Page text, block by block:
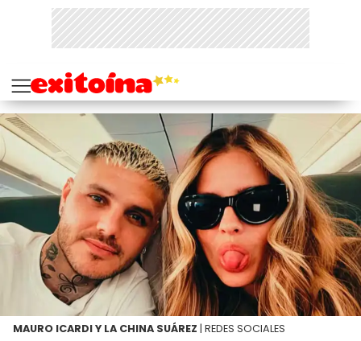
MAURO ICARDI Y LA CHINA SUÁREZ | REDES SOCIALES